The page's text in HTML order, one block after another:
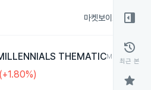
마켓보이스
THEMATICMILN ETF
right_panel_open
history
최근 본
star